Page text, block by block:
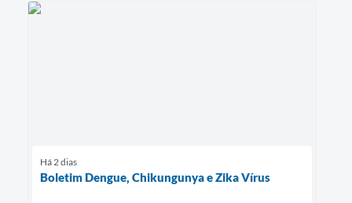
Há 2 dias
Boletim Dengue, Chikungunya e Zika Vírus